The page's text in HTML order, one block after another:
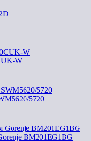
W
5720
BM201EG1BG